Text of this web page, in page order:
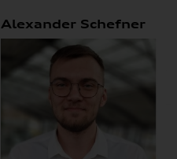
Alexander Schefner